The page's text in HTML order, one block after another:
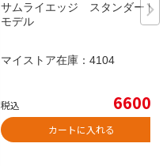
サムライエッジ スタンダード
モデル
マイストア在庫： 4104
税込 6600
カートに入れる